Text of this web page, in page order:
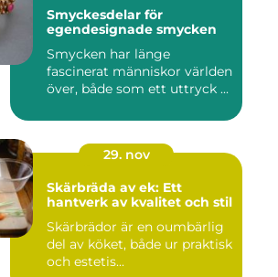
Smyckesdelar för
egendesignade smycken
Smycken har länge
fascinerat människor världen
över, både som ett uttryck ...
29. nov
Skärbräda av ek: Ett
hantverk av kvalitet och stil
Skärbrädor är en oumbärlig
del av köket, både ur praktisk
och estetis...